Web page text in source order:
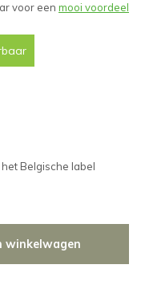
voor een mooi voordeel
Belgische label
winkelwagen